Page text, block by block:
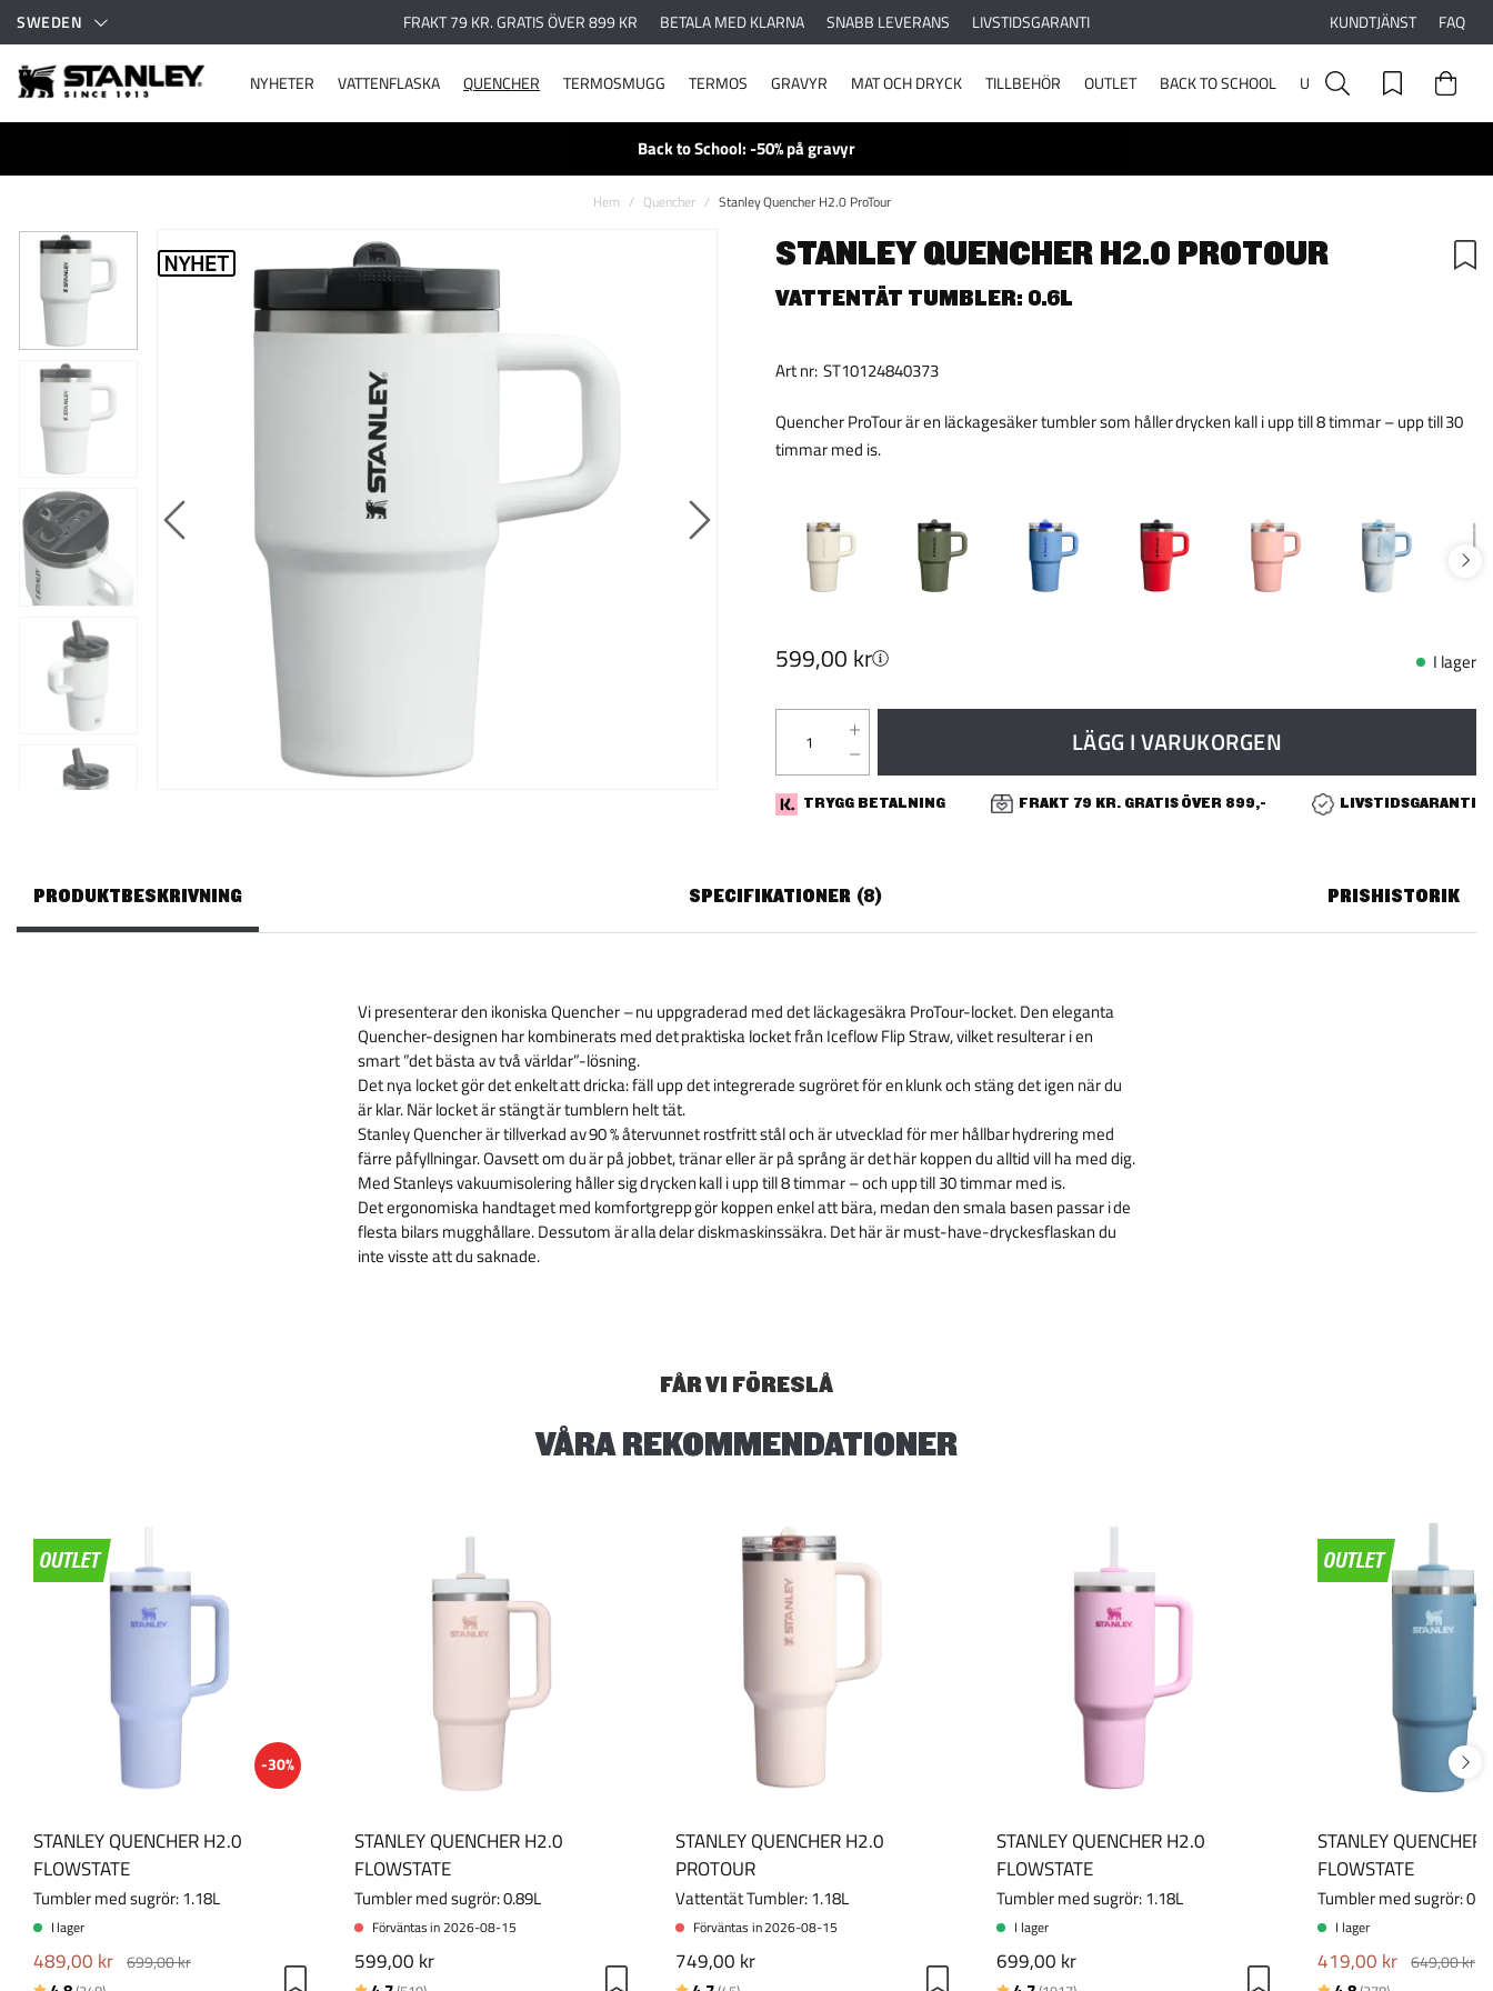
SWEDEN FRAKT 79 KR. GRATIS ÖVER 899 KR BETALA MED KLARNA SNABB LEVERANS LIVSTIDSGARANTI KUNDTJÄNST FAQ
NYHETER VATTENFLASKA QUENCHER TERMOSMUGG TERMOS GRAVYR MAT OCH DRYCK TILLBEHÖR OUTLET BACK TO SCHOOL UPPLEV STANLEY
Back to School: -50% på gravyr
Hem Quencher Stanley Quencher H2.0 ProTour
STANLEY QUENCHER H2.0 PROTOUR
VATTENTÄT TUMBLER: 0.6L
Art nr: ST10124840373
Quencher ProTour är en läckagesäker tumbler som håller drycken kall i upp till 8 timmar – upp till 30
timmar med is.
599,00 kr I lager
LÄGG I VARUKORGEN
TRYGG BETALNING FRAKT 79 KR. GRATIS ÖVER 899,- LIVSTIDSGARANTI
PRODUKTBESKRIVNING SPECIFIKATIONER 8 PRISHISTORIK
Vi presenterar den ikoniska Quencher – nu uppgraderad med det läckagesäkra ProTour-locket. Den eleganta
Quencher-designen har kombinerats med det praktiska locket från Iceflow Flip Straw, vilket resulterar i en
smart ”det bästa av två världar”-lösning.
Det nya locket gör det enkelt att dricka: fäll upp det integrerade sugröret för en klunk och stäng det igen när du
är klar. När locket är stängt är tumblern helt tät.
Stanley Quencher är tillverkad av 90 % återvunnet rostfritt stål och är utvecklad för mer hållbar hydrering med
färre påfyllningar. Oavsett om du är på jobbet, tränar eller är på språng är det här koppen du alltid vill ha med dig.
Med Stanleys vakuumisolering håller sig drycken kall i upp till 8 timmar – och upp till 30 timmar med is.
Det ergonomiska handtaget med komfortgrepp gör koppen enkel att bära, medan den smala basen passar i de
flesta bilars mugghållare. Dessutom är alla delar diskmaskinssäkra. Det här är must-have-dryckesflaskan du
inte visste att du saknade.
FÅR VI FÖRESLÅ
VÅRA REKOMMENDATIONER
-30%
STANLEY QUENCHER H2.0
FLOWSTATE
Tumbler med sugrör: 1.18L
I lager
489,00 kr 699,00 kr
STANLEY QUENCHER H2.0
FLOWSTATE
Tumbler med sugrör: 0.89L
Förväntas in 2026-08-15
599,00 kr
STANLEY QUENCHER H2.0
PROTOUR
Vattentät Tumbler: 1.18L
Förväntas in 2026-08-15
749,00 kr
STANLEY QUENCHER H2.0
FLOWSTATE
Tumbler med sugrör: 1.18L
I lager
699,00 kr
STANLEY
FLOWSTATE
Tumbler med sugrör:
I lager
419,00 kr 649,00 kr